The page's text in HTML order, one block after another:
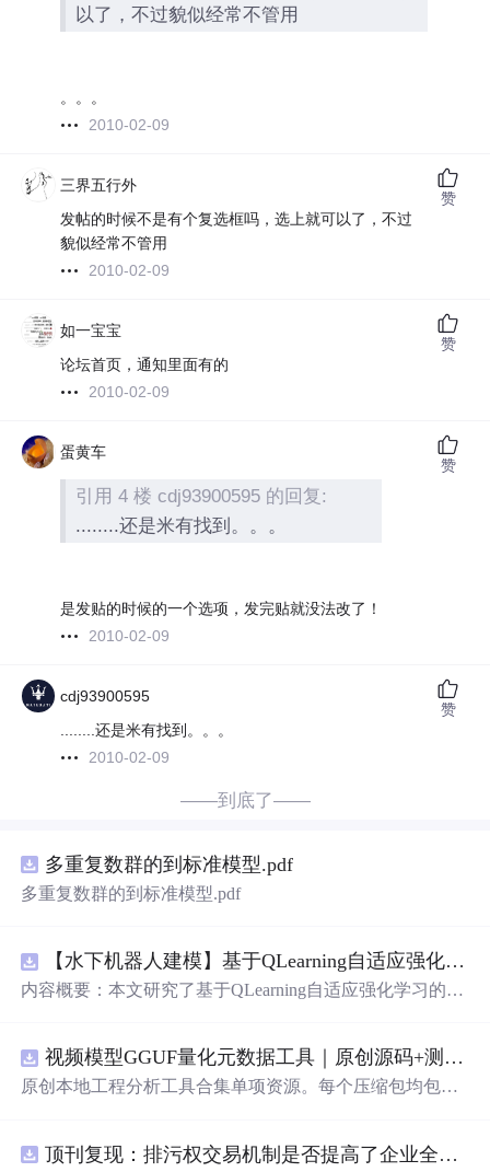
以了，不过貌似经常不管用
。。。
2010-02-09
三界五行外
发帖的时候不是有个复选框吗，选上就可以了，不过
貌似经常不管用
2010-02-09
赞
如一宝宝
论坛首页，通知里面有的
2010-02-09
赞
蛋黄车
引用 4 楼 cdj93900595 的回复:
........还是米有找到。。。
是发贴的时候的一个选项，发完贴就没法改了！
2010-02-09
赞
cdj93900595
........还是米有找到。。。
2010-02-09
赞
——到底了——
多重复数群的到标准模型.pdf
多重复数群的到标准模型.pdf
【水下机器人建模】基于QLearning自适应强化学习PID控制器在AUV中的应用研究（Matlab代码实现）
内容概要：本文研究了基于QLearning自适应强化学习的PI
探讨了将强化学习算法QLearning与传统PID控制相结合的
方法，以提升AUV在复杂、时变及非线性水下环境中的自
arning算法在线动态优化PID控制器的比例、积分和微分参
视频模型GGUF量化元数据工具｜原创源码+测试+离线报告
原创本地工程分析工具合集单项资源。每个压缩包均包含
行效果图、README、运行说明、功能清单、MIT License
顶刊复现：排污权交易机制是否提高了企业全要素生产率 -来自中国上市公司的证据（论文+数据）